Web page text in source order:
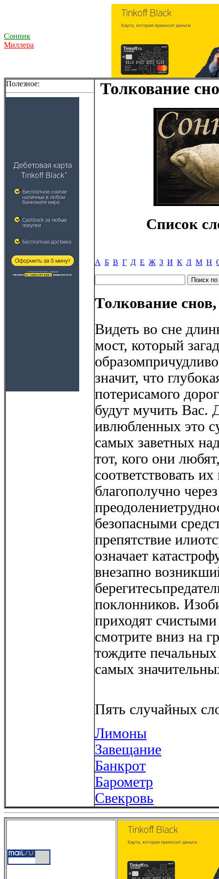
Сонник
Миллера
Полезное: Толкование
Список
А Б В Г Д Е Ж З И К Л М Н
Толкование
Видеть во сне
мост, который
значит, что
потерисамого
будут мучить Вас.
ивлюбленных это
самых заветных
тот, кого они
соответствовать
благополучно
безопасными
препятствие
означает
внезапно
поклонников.
приходят
смотрите вниз на
тождите печальных
самых
Пять случайных
Лимоны
Завещание
Банкрот
Барометр
Свекровь